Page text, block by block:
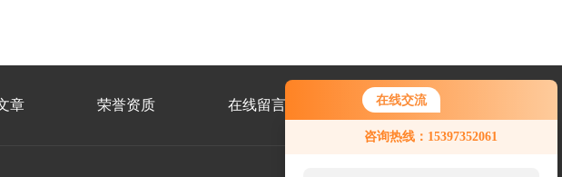
在线交流
咨询热线：15397352061
您好！欢迎前来咨询，很高兴为您
服务，请问您要咨询什么问题呢？
章 荣誉资质 在线留言 联系我们